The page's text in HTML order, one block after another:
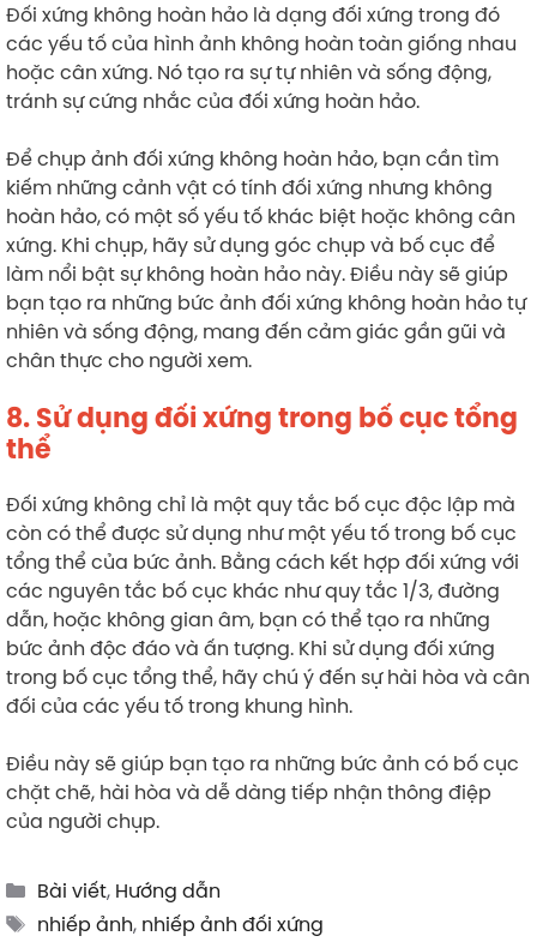
Đối xứng không hoàn hảo là dạng đối xứng trong đó
các yếu tố của hình ảnh không hoàn toàn giống nhau
hoặc cân xứng. Nó tạo ra sự tự nhiên và sống động,
tránh sự cứng nhắc của đối xứng hoàn hảo.
Để chụp ảnh đối xứng không hoàn hảo, bạn cần tìm
kiếm những cảnh vật có tính đối xứng nhưng không
hoàn hảo, có một số yếu tố khác biệt hoặc không cân
xứng. Khi chụp, hãy sử dụng góc chụp và bố cục để
làm nổi bật sự không hoàn hảo này. Điều này sẽ giúp
bạn tạo ra những bức ảnh đối xứng không hoàn hảo tự
nhiên và sống động, mang đến cảm giác gần gũi và
chân thực cho người xem.
8. Sử dụng đối xứng trong bố cục tổng
thể
Đối xứng không chỉ là một quy tắc bố cục độc lập mà
còn có thể được sử dụng như một yếu tố trong bố cục
tổng thể của bức ảnh. Bằng cách kết hợp đối xứng với
các nguyên tắc bố cục khác như quy tắc 1/3, đường
dẫn, hoặc không gian âm, bạn có thể tạo ra những
bức ảnh độc đáo và ấn tượng. Khi sử dụng đối xứng
trong bố cục tổng thể, hãy chú ý đến sự hài hòa và cân
đối của các yếu tố trong khung hình.
Điều này sẽ giúp bạn tạo ra những bức ảnh có bố cục
chặt chẽ, hài hòa và dễ dàng tiếp nhận thông điệp
của người chụp.
Categories
Bài viết, Hướng dẫn
Tags
nhiếp ảnh, nhiếp ảnh đối xứng